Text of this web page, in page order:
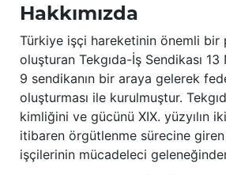
Hakkımızda
Türkiye işçi hareketinin önemli bir
oluşturan Tekgıda-İş Sendikası 13
9 sendikanın bir araya gelerek
oluşturması ile kurulmuştur.
kimliğini ve gücünü XIX. yüzyılın
itibaren örgütlenme sürecine
işçilerinin mücadeleci